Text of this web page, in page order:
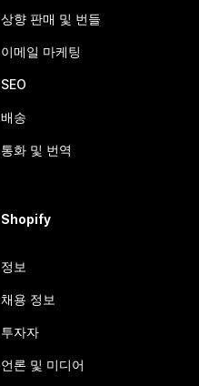
상향 판매 및 번들
이메일 마케팅
SEO
배송
통화 및 번역
Shopify
정보
채용 정보
투자자
언론 및 미디어